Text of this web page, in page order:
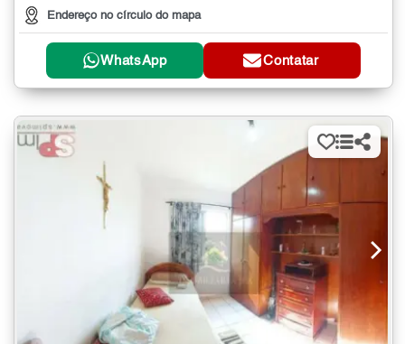
Endereço no círculo do mapa
WhatsApp Contatar